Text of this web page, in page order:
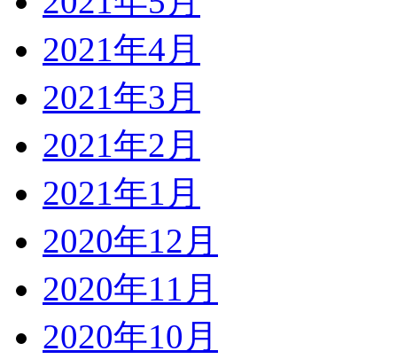
2021年4月
2021年3月
2021年2月
2021年1月
2020年12月
2020年11月
2020年10月